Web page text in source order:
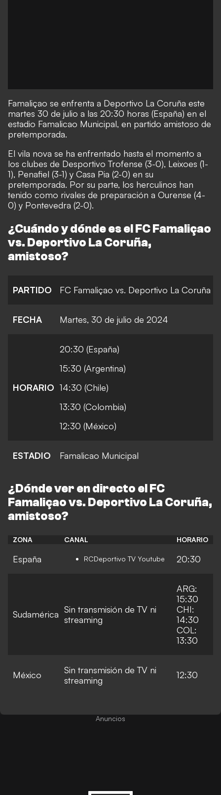
Famaliçao se enfrenta a Deportivo La Coruña este
martes 30 de julio a las 20:30 horas (España) en el
estadio Famalicao Municipal, en partido amistoso de
pretemporada.
El vila nova se ha enfrentado hasta el momento a
los clubes de Desportivo Trofense (3-0), Leixoes (1-
1), Penafiel (3-1) y Casa Pia (2-0) en su
pretemporada. Por su parte, los herculinos han
tenido como rivales de preparación a Ourense (4-
0) y Pontevedra (2-0).
¿Cuándo y dónde es el FC Famaliçao
vs. Deportivo La Coruña,
amistoso?
PARTIDO FC Famaliçao vs. Deportivo La Coruña
FECHA Martes, 30 de julio de 2024
HORARIO
20:30 (España)
15:30 (Argentina)
14:30 (Chile)
13:30 (Colombia)
12:30 (México)
ESTADIO Famalicao Municipal
¿Dónde ver en directo el FC
Famaliçao vs. Deportivo La Coruña,
amistoso?
ZONA CANAL HORARIO
España RCDeportivo TV Youtube 20:30
Sudamérica Sin transmisión de TV ni
streaming
ARG:
15:30
CHI:
14:30
COL:
13:30
México
Sin transmisión de TV ni
streaming
12:30
Anuncios